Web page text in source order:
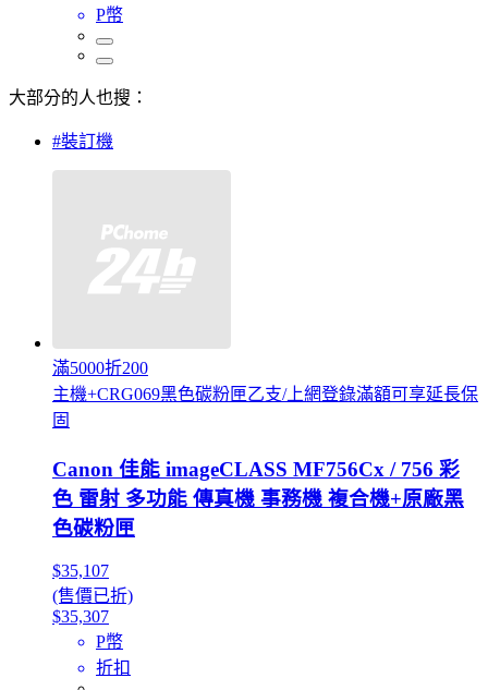
P幣
大部分的人也搜：
#裝訂機
滿5000折200
主機+CRG069黑色碳粉匣乙支/上網登錄滿額可享延長保
固
Canon 佳能 imageCLASS MF756Cx / 756 彩
色 雷射 多功能 傳真機 事務機 複合機+原廠黑
色碳粉匣
$35,107
(售價已折)
$35,307
P幣
折扣